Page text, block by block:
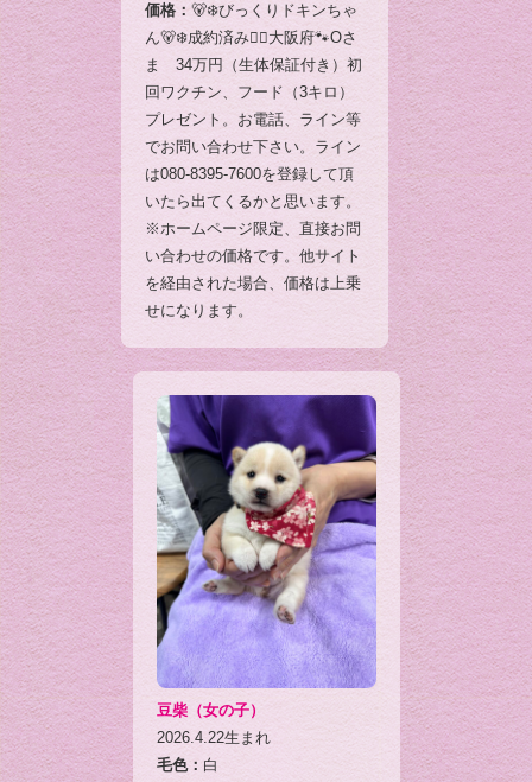
価格： 🐻‍❄️びっくりドキンちゃ
ん🐻‍❄️成約済み🙇‍♂️大阪府🐾Oさ
ま 34万円（生体保証付き）初
回ワクチン、フード（3キロ）
プレゼント。お電話、ライン等
でお問い合わせ下さい。ライン
は080-8395-7600を登録して頂
いたら出てくるかと思います。
※ホームページ限定、直接お問
い合わせの価格です。他サイト
を経由された場合、価格は上乗
せになります。
豆柴（女の子）
2026.4.22生まれ
毛色： 白